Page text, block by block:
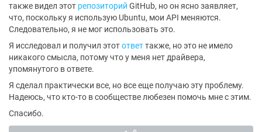
также видел этот репозиторий GitHub, но он ясно заявляет,
что, поскольку я использую Ubuntu, мои API меняются.
Следовательно, я не мог использовать это.
Я исследовал и получил этотответтакже, но это не имело
никакого смысла, потому что у меня нет драйвера,
упомянутого в ответе.
Я сделал практически все, но все еще получаю эту проблему.
Надеюсь, что кто-то в сообществе любезен помочь мне с этим.
Спасибо.